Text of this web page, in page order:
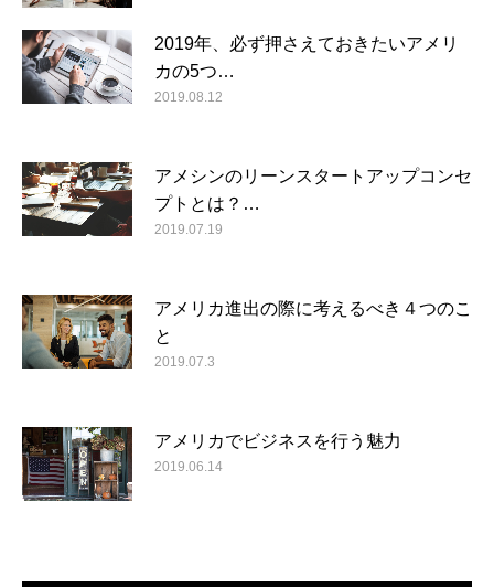
2019年、必ず押さえておきたいアメリ
カの5つ…
2019.08.12
アメシンのリーンスタートアップコンセ
プトとは？…
2019.07.19
アメリカ進出の際に考えるべき４つのこ
と
2019.07.3
アメリカでビジネスを行う魅力
2019.06.14